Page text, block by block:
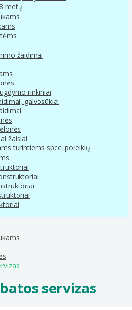
metų
žaidimai
rinkiniai
galvosūkiai
žaislai
turintiems spec. poreikių
servizas